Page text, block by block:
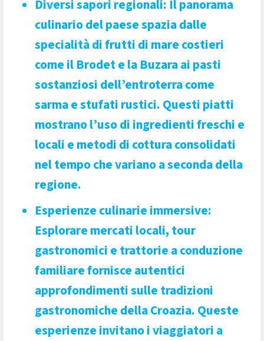
Diversi sapori regionali: Il panorama
culinario del paese spazia dalle
specialità di frutti di mare costieri
come il Brodet e la Buzara ai pasti
sostanziosi dell’entroterra come
sarma e stufati rustici. Questi piatti
mostrano l’uso di ingredienti freschi e
locali e metodi di cottura consolidati
nel tempo che variano a seconda della
regione.
Esperienze culinarie immersive:
Esplorare mercati locali, tour
gastronomici e trattorie a conduzione
familiare fornisce autentici
approfondimenti sulle tradizioni
gastronomiche della Croazia. Queste
esperienze invitano i viaggiatori a